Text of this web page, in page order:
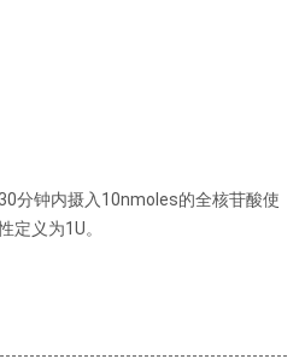
分钟内摄入10nmoles的全核苷酸使
定义为1U。